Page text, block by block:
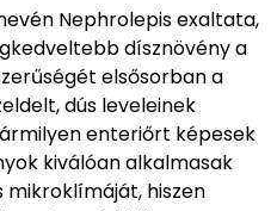
Nephrolepis exaltata,
dísznövény a
elsősorban a
dús leveleinek
enteriőrt képesek
kiválóan alkalmasak
mikroklímáját, hiszen